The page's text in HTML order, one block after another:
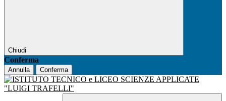
Chiudi
Conferma
Annulla Conferma